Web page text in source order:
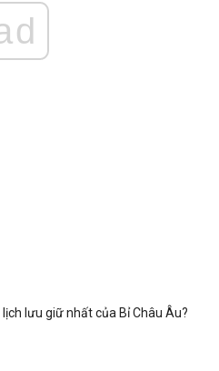
lịch lưu giữ nhất của Bỉ Châu Âu?